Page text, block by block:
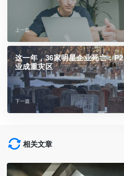
上一篇
这一年，36家明星企业死亡：
业成重灾区
下一篇
相关文章